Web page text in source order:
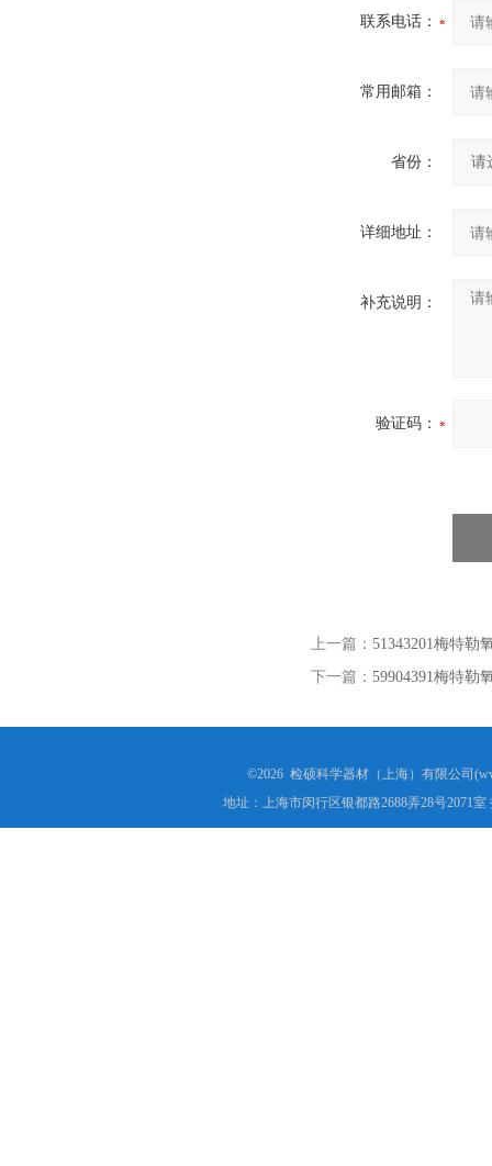
联系电话：
常用邮箱：
省份：
详细地址：
补充说明：
验证码：
上一篇： 51343201梅特勒
下一篇： 59904391梅特勒
©2026 检硕科学器材（上海）有限公司
地址：上海市闵行区银都路2688弄28号2071室